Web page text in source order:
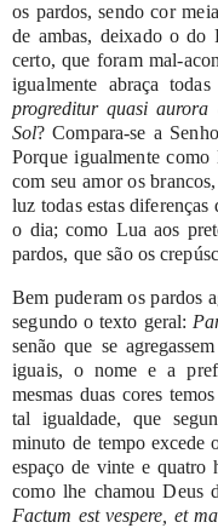
os pardos,sendo cor meia
de ambas, deixado o do
certo, que foram mal-
igualmente abraçatodas
progreditur quasi aurora
Sol?Compara-se a
Porque igualmente como
com seu amor osbrancos,
luz todasestas diferenças
o dia; como Lua aos
pardos, que são os
Bem puderam ospardos
segundo o texto geral:
senão que se
iguais, onome e a
mesmas duas cores temos
tal
igualdade, que
minuto de tempo excede
espaço de vinte e quatro
como lhe chamou Deus
Factum est vespere, et